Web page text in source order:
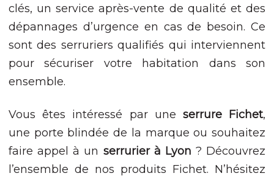
clés, un service après-vente de qualité et des
dépannages d’urgence en cas de besoin. Ce
sont des serruriers qualifiés qui interviennent
pour sécuriser votre habitation dans son
ensemble.
Vous êtes intéressé par une serrure Fichet,
une porte blindée de la marque ou souhaitez
faire appel à un serrurier à Lyon ? Découvrez
l’ensemble de nos produits Fichet. N’hésitez